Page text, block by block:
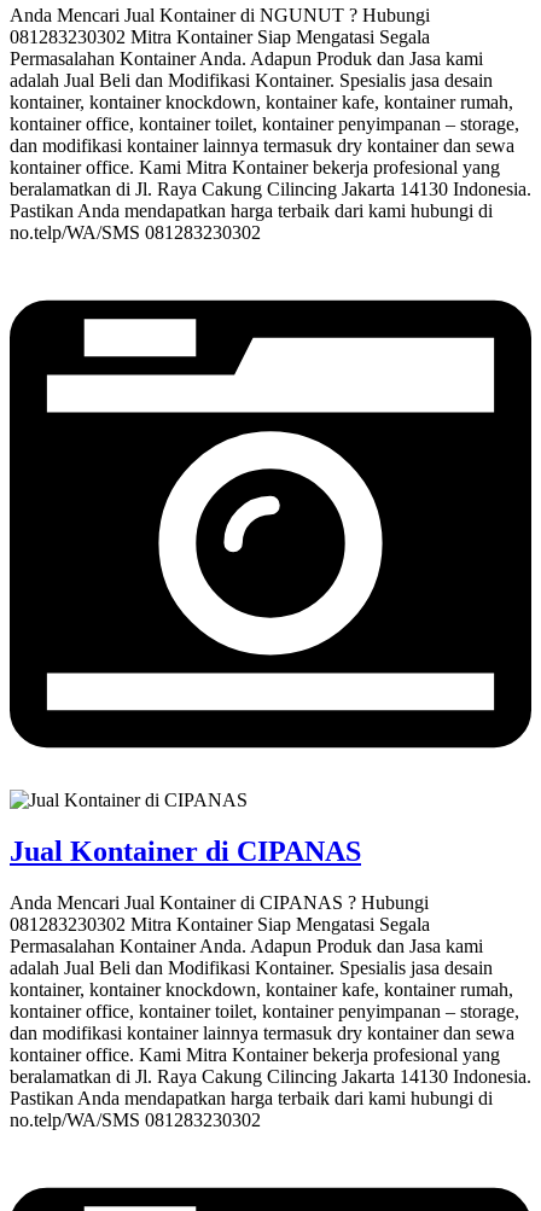
Anda Mencari Jual Kontainer di NGUNUT ? Hubungi
081283230302 Mitra Kontainer Siap Mengatasi Segala
Permasalahan Kontainer Anda. Adapun Produk dan Jasa kami
adalah Jual Beli dan Modifikasi Kontainer. Spesialis jasa desain
kontainer, kontainer knockdown, kontainer kafe, kontainer rumah,
kontainer office, kontainer toilet, kontainer penyimpanan – storage,
dan modifikasi kontainer lainnya termasuk dry kontainer dan sewa
kontainer office. Kami Mitra Kontainer bekerja profesional yang
beralamatkan di Jl. Raya Cakung Cilincing Jakarta 14130 Indonesia.
Pastikan Anda mendapatkan harga terbaik dari kami hubungi di
no.telp/WA/SMS 081283230302
Jual Kontainer di CIPANAS
Anda Mencari Jual Kontainer di CIPANAS ? Hubungi
081283230302 Mitra Kontainer Siap Mengatasi Segala
Permasalahan Kontainer Anda. Adapun Produk dan Jasa kami
adalah Jual Beli dan Modifikasi Kontainer. Spesialis jasa desain
kontainer, kontainer knockdown, kontainer kafe, kontainer rumah,
kontainer office, kontainer toilet, kontainer penyimpanan – storage,
dan modifikasi kontainer lainnya termasuk dry kontainer dan sewa
kontainer office. Kami Mitra Kontainer bekerja profesional yang
beralamatkan di Jl. Raya Cakung Cilincing Jakarta 14130 Indonesia.
Pastikan Anda mendapatkan harga terbaik dari kami hubungi di
no.telp/WA/SMS 081283230302